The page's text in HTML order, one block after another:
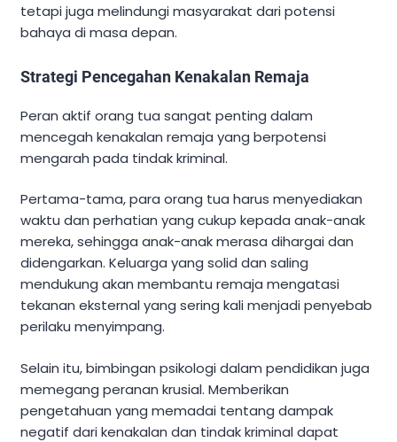
tetapi juga melindungi masyarakat dari potensi
bahaya di masa depan.
Strategi Pencegahan Kenakalan Remaja
Peran aktif orang tua sangat penting dalam
mencegah kenakalan remaja yang berpotensi
mengarah pada tindak kriminal.
Pertama-tama, para orang tua harus menyediakan
waktu dan perhatian yang cukup kepada anak-anak
mereka, sehingga anak-anak merasa dihargai dan
didengarkan. Keluarga yang solid dan saling
mendukung akan membantu remaja mengatasi
tekanan eksternal yang sering kali menjadi penyebab
perilaku menyimpang.
Selain itu, bimbingan psikologi dalam pendidikan juga
memegang peranan krusial. Memberikan
pengetahuan yang memadai tentang dampak
negatif dari kenakalan dan tindak kriminal dapat